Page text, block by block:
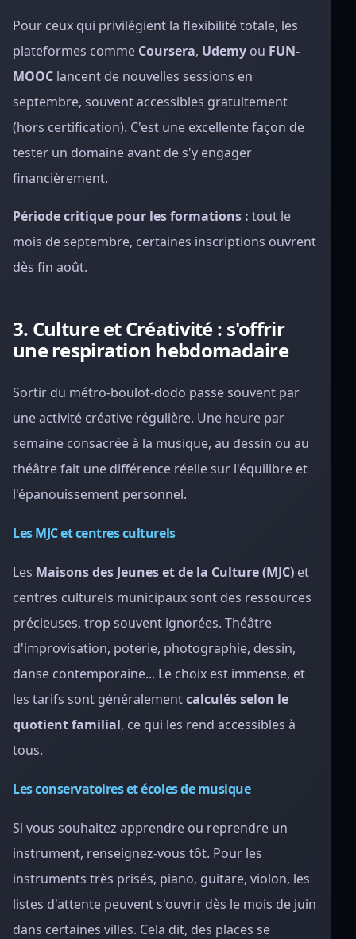
Pour ceux qui privilégient la flexibilité totale, les
plateformes comme Coursera, Udemy ou FUN-
MOOC lancent de nouvelles sessions en
septembre, souvent accessibles gratuitement
(hors certification). C'est une excellente façon de
tester un domaine avant de s'y engager
financièrement.
Période critique pour les formations : tout le
mois de septembre, certaines inscriptions ouvrent
dès fin août.
3. Culture et Créativité : s'offrir
une respiration hebdomadaire
Sortir du métro-boulot-dodo passe souvent par
une activité créative régulière. Une heure par
semaine consacrée à la musique, au dessin ou au
théâtre fait une différence réelle sur l'équilibre et
l'épanouissement personnel.
Les MJC et centres culturels
Les Maisons des Jeunes et de la Culture (MJC) et
centres culturels municipaux sont des ressources
précieuses, trop souvent ignorées. Théâtre
d'improvisation, poterie, photographie, dessin,
danse contemporaine... Le choix est immense, et
les tarifs sont généralementcalculés selon le
quotient familial, ce qui les rend accessibles à
tous.
Les conservatoires et écoles de musique
Si vous souhaitez apprendre ou reprendre un
instrument, renseignez-vous tôt. Pour les
instruments très prisés, piano, guitare, violon, les
listes d'attente peuvent s'ouvrir dès le mois de juin
dans certaines villes. Cela dit, des places se